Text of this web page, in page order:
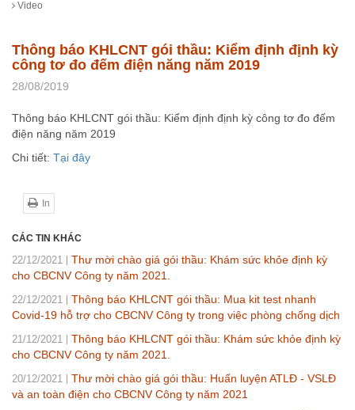
Video
Thông báo KHLCNT gói thầu: Kiểm định định kỳ
công tơ đo đếm điện năng năm 2019
28/08/2019
Thông báo KHLCNT gói thầu: Kiểm định định kỳ công tơ đo đếm
điện năng năm 2019
Chi tiết: Tại đây
In
CÁC TIN KHÁC
22/12/2021
Thư mời chào giá gói thầu: Khám sức khỏe định kỳ
cho CBCNV Công ty năm 2021.
22/12/2021
Thông báo KHLCNT gói thầu: Mua kit test nhanh
Covid-19 hỗ trợ cho CBCNV Công ty trong việc phòng chống dịch
21/12/2021
Thông báo KHLCNT gói thầu: Khám sức khỏe định kỳ
cho CBCNV Công ty năm 2021.
20/12/2021
Thư mời chào giá gói thầu: Huấn luyện ATLĐ - VSLĐ
và an toàn điện cho CBCNV Công ty năm 2021